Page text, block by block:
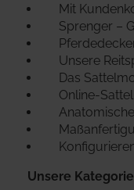
Mit
Sprenger –
Unsere
Das
Online-
Anatomische
Konfigurieren
Unsere